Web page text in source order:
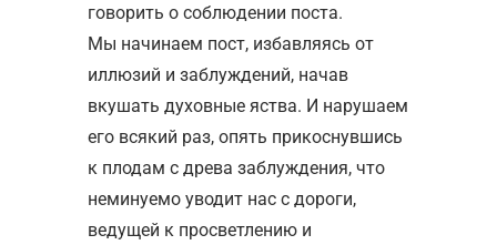
говорить о соблюдении поста.
Мы начинаем пост, избавляясь от
иллюзий и заблуждений, начав
вкушать духовные яства. И нарушаем
его всякий раз, опять прикоснувшись
к плодам с древа заблуждения, что
неминуемо уводит нас с дороги,
ведущей к просветлению и